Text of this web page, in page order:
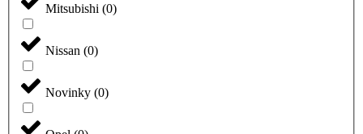
Mitsubishi (0)
Nissan (0)
Novinky (0)